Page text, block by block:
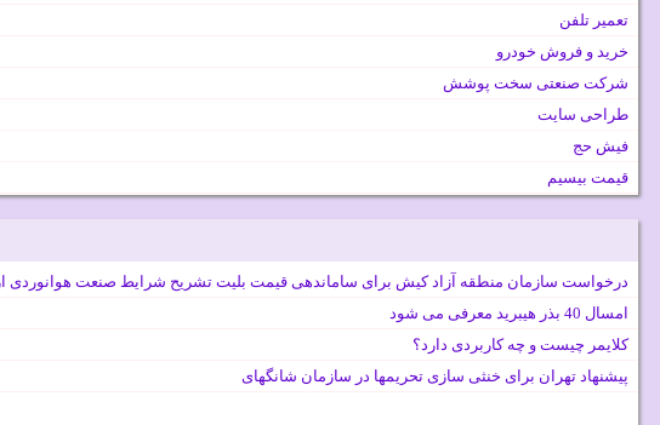
تعمیر تلفن
خرید و فروش خودرو
شرکت صنعتی سخت پوشش
طراحی سایت
فیش حج
قیمت بیسیم
درخواست سازمان منطقه آزاد کیش برای ساماندهی قیمت بلیت تشریح شرایط صنعت هوانوردی
امسال 40 بذر هیبرید معرفی می شود
کلایمر چیست و چه کاربردی دارد؟
پیشنهاد تهران برای خنثی سازی تحریمها در سازمان شانگهای